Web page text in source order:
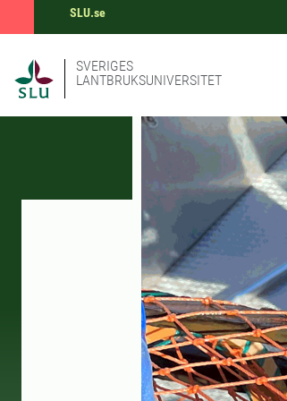
SLU.se
SVERIGES
LANTBRUKSUNIVERSITET